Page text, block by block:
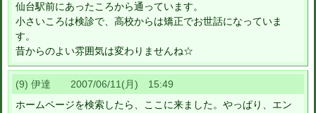
仙台駅前にあったころから通っています。
小さいころは検診で、高校からは矯正でお世話になっていま
す。
昔からのよい雰囲気は変わりませんね☆
(9) 伊達 2007/06/11(月) 15:49
ホームページを検索したら、ここに来ました。やっぱり、エン